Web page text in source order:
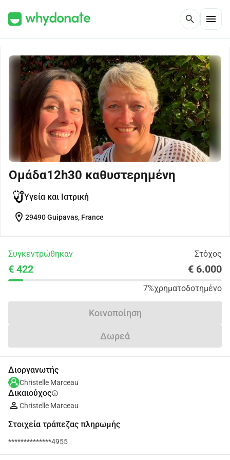
search menu
Ομάδα12h30 καθυστερημένη
Υγεία και Ιατρική
location_on 29490 Guipavas, France
Συγκεντρώθηκαν Στόχος
€ 422 € 6.000
7%χρηματοδοτημένο
Κοινοποίηση
Δωρεά
Διοργανωτής
Christelle Marceau
Δικαιούχοςinfo
Christelle Marceau
Στοιχεία τράπεζας πληρωμής
**************4955